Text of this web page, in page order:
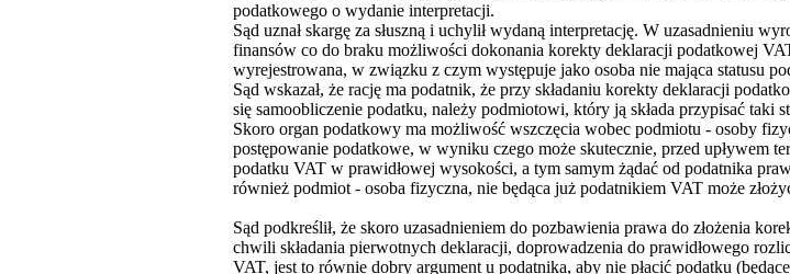
podatkowego o wydanie interpretacji.
Sąd uznał skargę za słuszną i uchylił wydaną interpretację. W uzasadnieniu
finansów co do braku możliwości dokonania korekty deklaracji podatkowej
wyrejestrowana, w związku z czym występuje jako osoba nie mająca statusu
Sąd wskazał, że rację ma podatnik, że przy składaniu korekty deklaracji
się samoobliczenie podatku, należy podmiotowi, który ją składa przypisać taki
Skoro organ podatkowy ma możliwość wszczęcia wobec podmiotu - osoby
postępowanie podatkowe, w wyniku czego może skutecznie, przed upływem
podatku VAT w prawidłowej wysokości, a tym samym żądać od podatnika
również podmiot - osoba fizyczna, nie będąca już podatnikiem VAT może
Sąd podkreślił, że skoro uzasadnieniem do pozbawienia prawa do złożenia
chwili składania pierwotnych deklaracji, doprowadzenia do prawidłowego
VAT, jest to równie dobry argument u podatnika, aby nie płacić podatku